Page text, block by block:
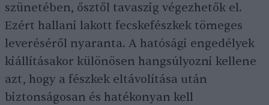
szünetében, ősztől tavaszig végezhetők el.
Ezért hallani lakott fecskefészkek tömeges
leveréséről nyaranta. A hatósági engedélyek
kiállításakor különösen hangsúlyozni kellene
azt, hogy a fészkek eltávolítása után
biztonságosan és hatékonyan kell